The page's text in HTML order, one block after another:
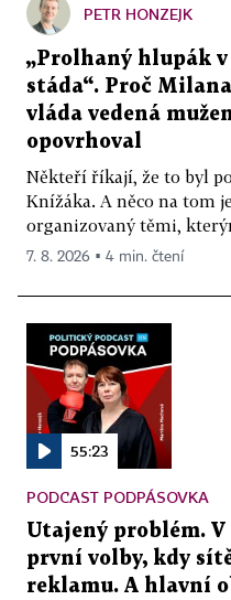
PETR HONZEJK
„Prolhaný hlupák
stáda“. Proč
vláda vedená
opovrhoval
Někteří říkají, že to byl
Knížáka. A něco na tom
organizovaný těmi,
7. 8. 2026 ▪ 4 min. čtení
55:23
PODCAST PODPÁSOVKA
Utajený problém. V
první volby, kdy
reklamu. A hlavní